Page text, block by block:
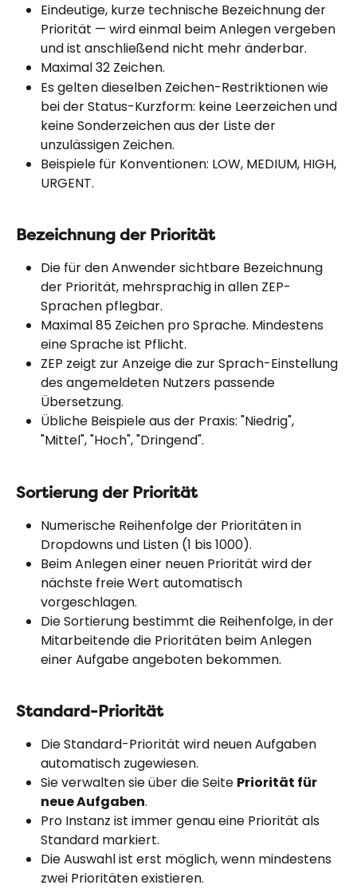
Eindeutige, kurze technische Bezeichnung der
Priorität — wird einmal beim Anlegen vergeben
und ist anschließend nicht mehr änderbar.
Maximal 32 Zeichen.
Es gelten dieselben Zeichen-Restriktionen wie
bei der Status-Kurzform: keine Leerzeichen und
keine Sonderzeichen aus der Liste der
unzulässigen Zeichen.
Beispiele für Konventionen: LOW, MEDIUM, HIGH,
URGENT.
Bezeichnung der Priorität
Die für den Anwender sichtbare Bezeichnung
der Priorität, mehrsprachig in allen ZEP-
Sprachen pflegbar.
Maximal 85 Zeichen pro Sprache. Mindestens
eine Sprache ist Pflicht.
ZEP zeigt zur Anzeige die zur Sprach-Einstellung
des angemeldeten Nutzers passende
Übersetzung.
Übliche Beispiele aus der Praxis: "Niedrig",
"Mittel", "Hoch", "Dringend".
Sortierung der Priorität
Numerische Reihenfolge der Prioritäten in
Dropdowns und Listen (1 bis 1000).
Beim Anlegen einer neuen Priorität wird der
nächste freie Wert automatisch
vorgeschlagen.
Die Sortierung bestimmt die Reihenfolge, in der
Mitarbeitende die Prioritäten beim Anlegen
einer Aufgabe angeboten bekommen.
Standard-Priorität
Die Standard-Priorität wird neuen Aufgaben
automatisch zugewiesen.
Sie verwalten sie über die Seite Priorität für
neue Aufgaben.
Pro Instanz ist immer genau eine Priorität als
Standard markiert.
Die Auswahl ist erst möglich, wenn mindestens
zwei Prioritäten existieren.